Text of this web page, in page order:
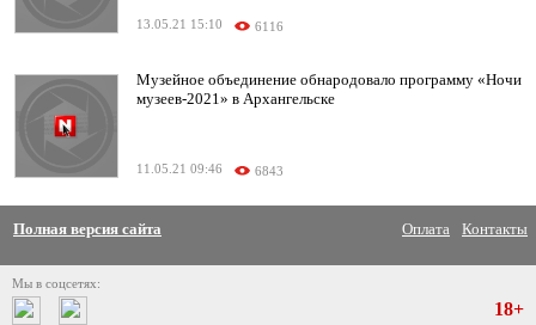
13.05.21 15:10 6116
Музейное объединение обнародовало программу «Ночи
музеев-2021» в Архангельске
11.05.21 09:46 6843
Полная версия сайта Оплата Контакты
Мы в соцсетях:
18+